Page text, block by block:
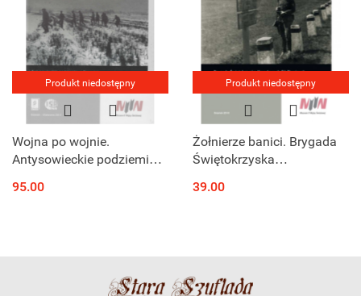
Produkt niedostępny
Wojna po wojnie.
Antysowieckie podziemia
Wschodniej w latach
95.00
Produkt niedostępny
Żołnierze banici. Brygada
Świętokrzyska
w Czechach w 1945 roku
39.00